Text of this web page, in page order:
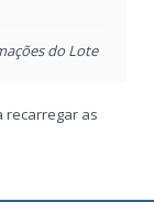
do Lote
recarregar as